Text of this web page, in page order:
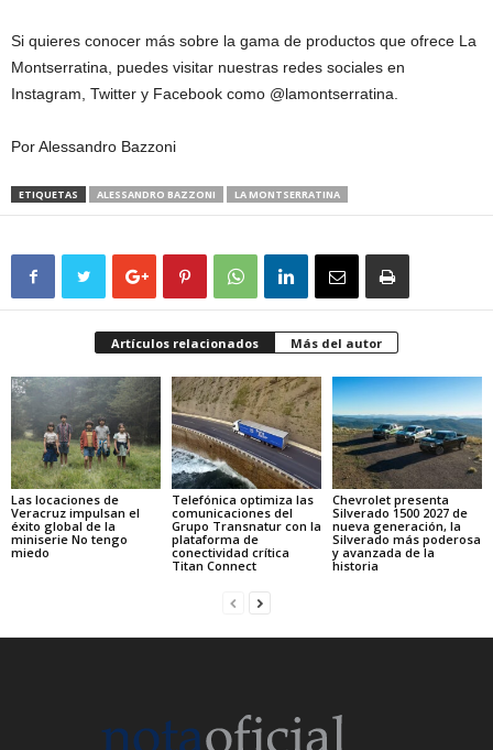
Si quieres conocer más sobre la gama de productos que ofrece La
Montserratina, puedes visitar nuestras redes sociales en
Instagram, Twitter y Facebook como @lamontserratina.
Por Alessandro Bazzoni
ETIQUETAS ALESSANDRO BAZZONI LA MONTSERRATINA
Artículos relacionados Más del autor
Las locaciones de
Veracruz impulsan el
éxito global de la
miniserie No tengo
miedo
Telefónica optimiza las
comunicaciones del
Grupo Transnatur con la
plataforma de
conectividad crítica
Titan Connect
Chevrolet presenta
Silverado 1500 2027 de
nueva generación, la
Silverado más poderosa
y avanzada de la
historia